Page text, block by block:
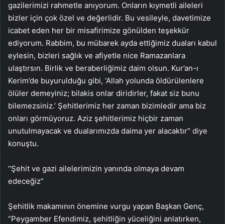
gazilerimizi rahmetle anıyorum. Onların kıymetli aileleri
bizler için çok özel ve değerlidir. Bu vesileyle, davetimize
icabet eden her bir misafirimize gönülden teşekkür
ediyorum. Rabbim, bu mübarek ayda ettiğimiz duaları kabul
eylesin, bizleri sağlık ve afiyetle nice Ramazanlara
ulaştırsın. Birlik ve beraberliğimiz daim olsun. Kur’an-ı
Kerim’de buyurulduğu gibi, ‘Allah yolunda öldürülenlere
ölüler demeyiniz; bilakis onlar diridirler, fakat siz bunu
bilemezsiniz.’ Şehitlerimiz her zaman bizimledir ama biz
onları görmüyoruz. Aziz şehitlerimiz hiçbir zaman
unutulmayacak ve dualarımızda daima yer alacaktır” diye
konuştu.
“Şehit ve gazi ailelerimizin yanında olmaya devam
edeceğiz”
Şehitlik makamının önemine vurgu yapan Başkan Genç,
“Peygamber Efendimiz, şehitliğin yüceliğini anlatırken,